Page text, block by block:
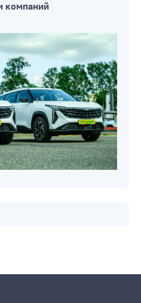
компаний